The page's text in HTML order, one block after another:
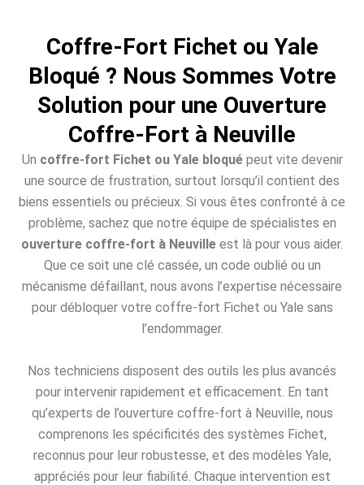
Coffre-Fort Fichet ou Yale
Bloqué ? Nous Sommes Votre
Solution pour une Ouverture
Coffre-Fort à Neuville
Un coffre-fort Fichet ou Yale bloquépeut vite devenir
une source de frustration, surtout lorsqu’il contient des
biens essentiels ou précieux. Si vous êtes confronté à ce
problème, sachez que notre équipe de spécialistes en
ouverture coffre-fort à Neuville est là pour vous aider.
Que ce soit une clé cassée, un code oublié ou un
mécanisme défaillant, nous avons l’expertise nécessaire
pour débloquer votre coffre-fort Fichet ou Yale sans
l’endommager.
Nos techniciens disposent des outils les plus avancés
pour intervenir rapidement et efficacement. En tant
qu’experts de l’ouverture coffre-fort à Neuville, nous
comprenons les spécificités des systèmes Fichet,
reconnus pour leur robustesse, et des modèles Yale,
appréciés pour leur fiabilité. Chaque intervention est